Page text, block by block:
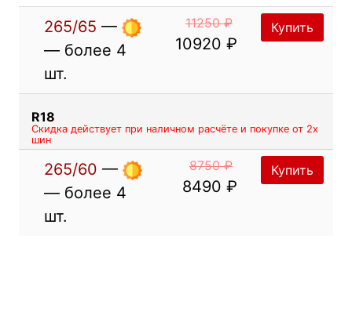
265/65 —
— более 4
шт.
11250 ₽
10920 ₽
Купить
R18
Скидка действует при наличном расчёте и покупке от 2х
шин
265/60 —
— более 4
шт.
8750 ₽
8490 ₽
Купить